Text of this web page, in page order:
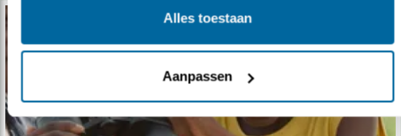
Alles toestaan
Aanpassen